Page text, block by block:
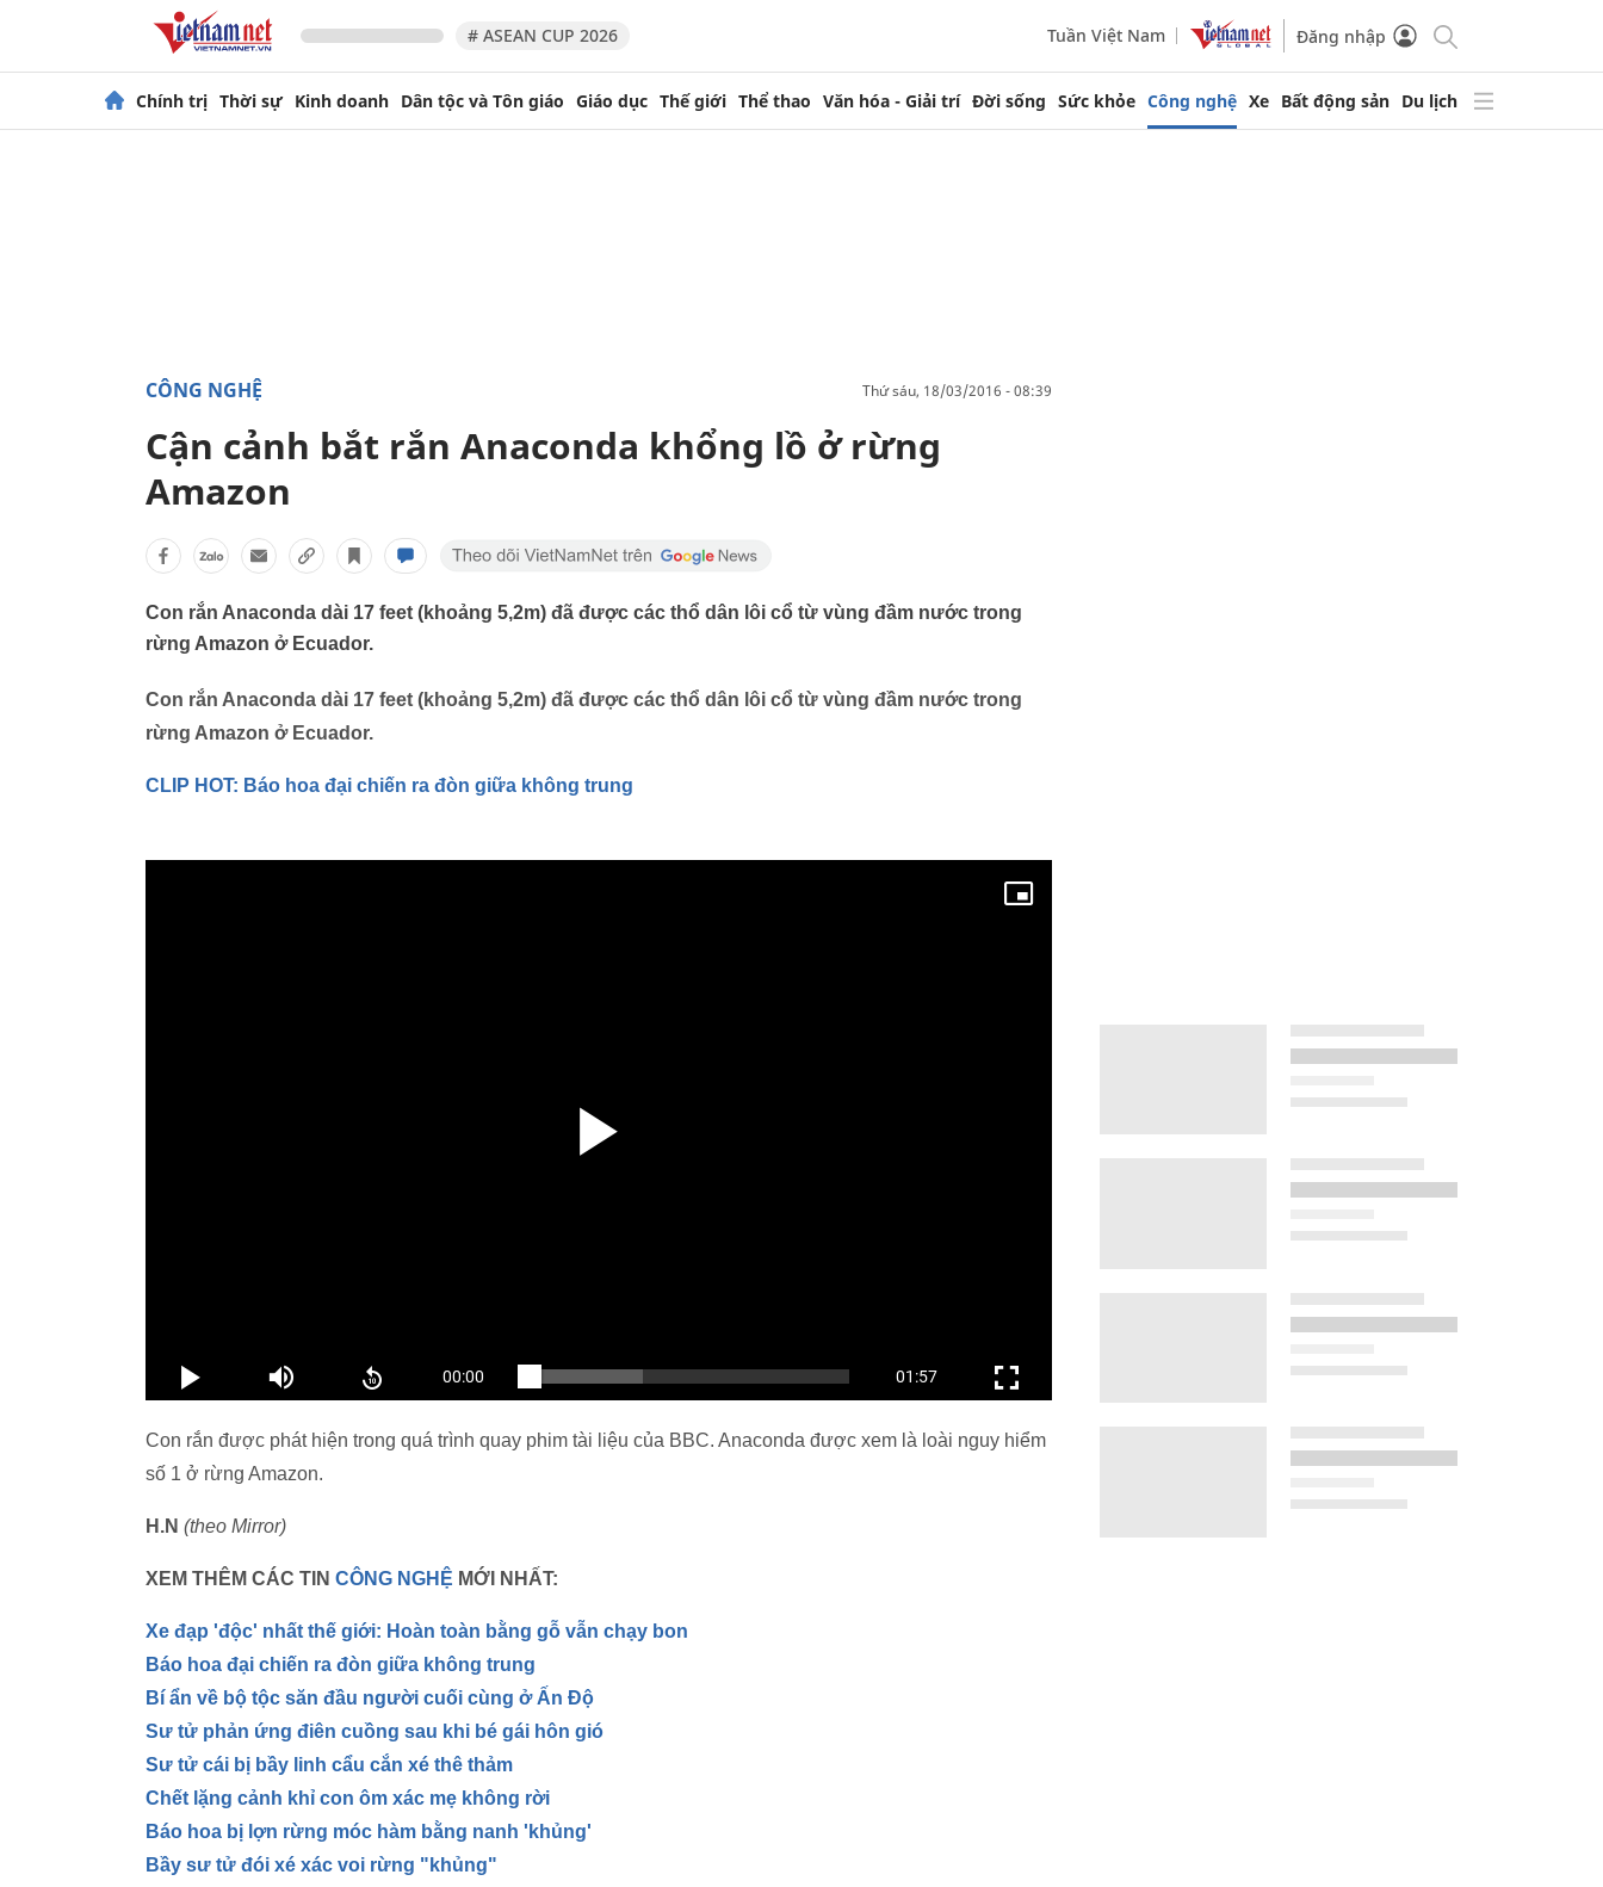
# ASEAN CUP 2026 Tuần Việt Nam Đăng nhập
Chính trị Thời sự Kinh doanh Dân tộc và Tôn giáo Giáo dục Thế giới Thể thao Văn hóa - Giải trí Đời sống Sức khỏe Công nghệ Xe Bất động sản Du lịch
CÔNG NGHỆ thứ sáu, 18/03/2016 - 08:39
Cận cảnh bắt rắn Anaconda khổng lồ ở rừng
Amazon
Con rắn Anaconda dài 17 feet (khoảng 5,2m) đã được các thổ dân lôi cổ từ vùng đầm nước trong
rừng Amazon ở Ecuador.
Con rắn Anaconda dài 17 feet (khoảng 5,2m) đã được các thổ dân lôi cổ từ vùng đầm nước trong
rừng Amazon ở Ecuador.
CLIP HOT: Báo hoa đại chiến ra đòn giữa không trung
Con rắn được phát hiện trong quá trình quay phim tài liệu của BBC. Anaconda được xem là loài nguy hiểm
số 1 ở rừng Amazon.
H.N (theo Mirror)
XEM THÊM CÁC TIN CÔNG NGHỆ MỚI NHẤT:
Xe đạp 'độc' nhất thế giới: Hoàn toàn bằng gỗ vẫn chạy bon
Báo hoa đại chiến ra đòn giữa không trung
Bí ẩn về bộ tộc săn đầu người cuối cùng ở Ấn Độ
Sư tử phản ứng điên cuồng sau khi bé gái hôn gió
Sư tử cái bị bầy linh cẩu cắn xé thê thảm
Chết lặng cảnh khỉ con ôm xác mẹ không rời
Báo hoa bị lợn rừng móc hàm bằng nanh 'khủng'
Bầy sư tử đói xé xác voi rừng "khủng"